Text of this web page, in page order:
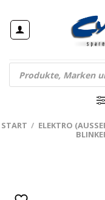
Inhalt
springen
Products
search
START / ELEKTRO